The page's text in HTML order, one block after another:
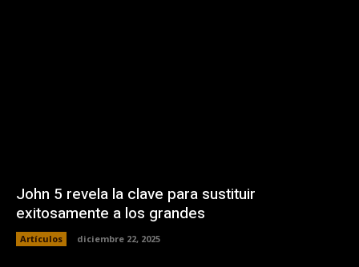
John 5 revela la clave para sustituir
exitosamente a los grandes
Artículos diciembre 22, 2025